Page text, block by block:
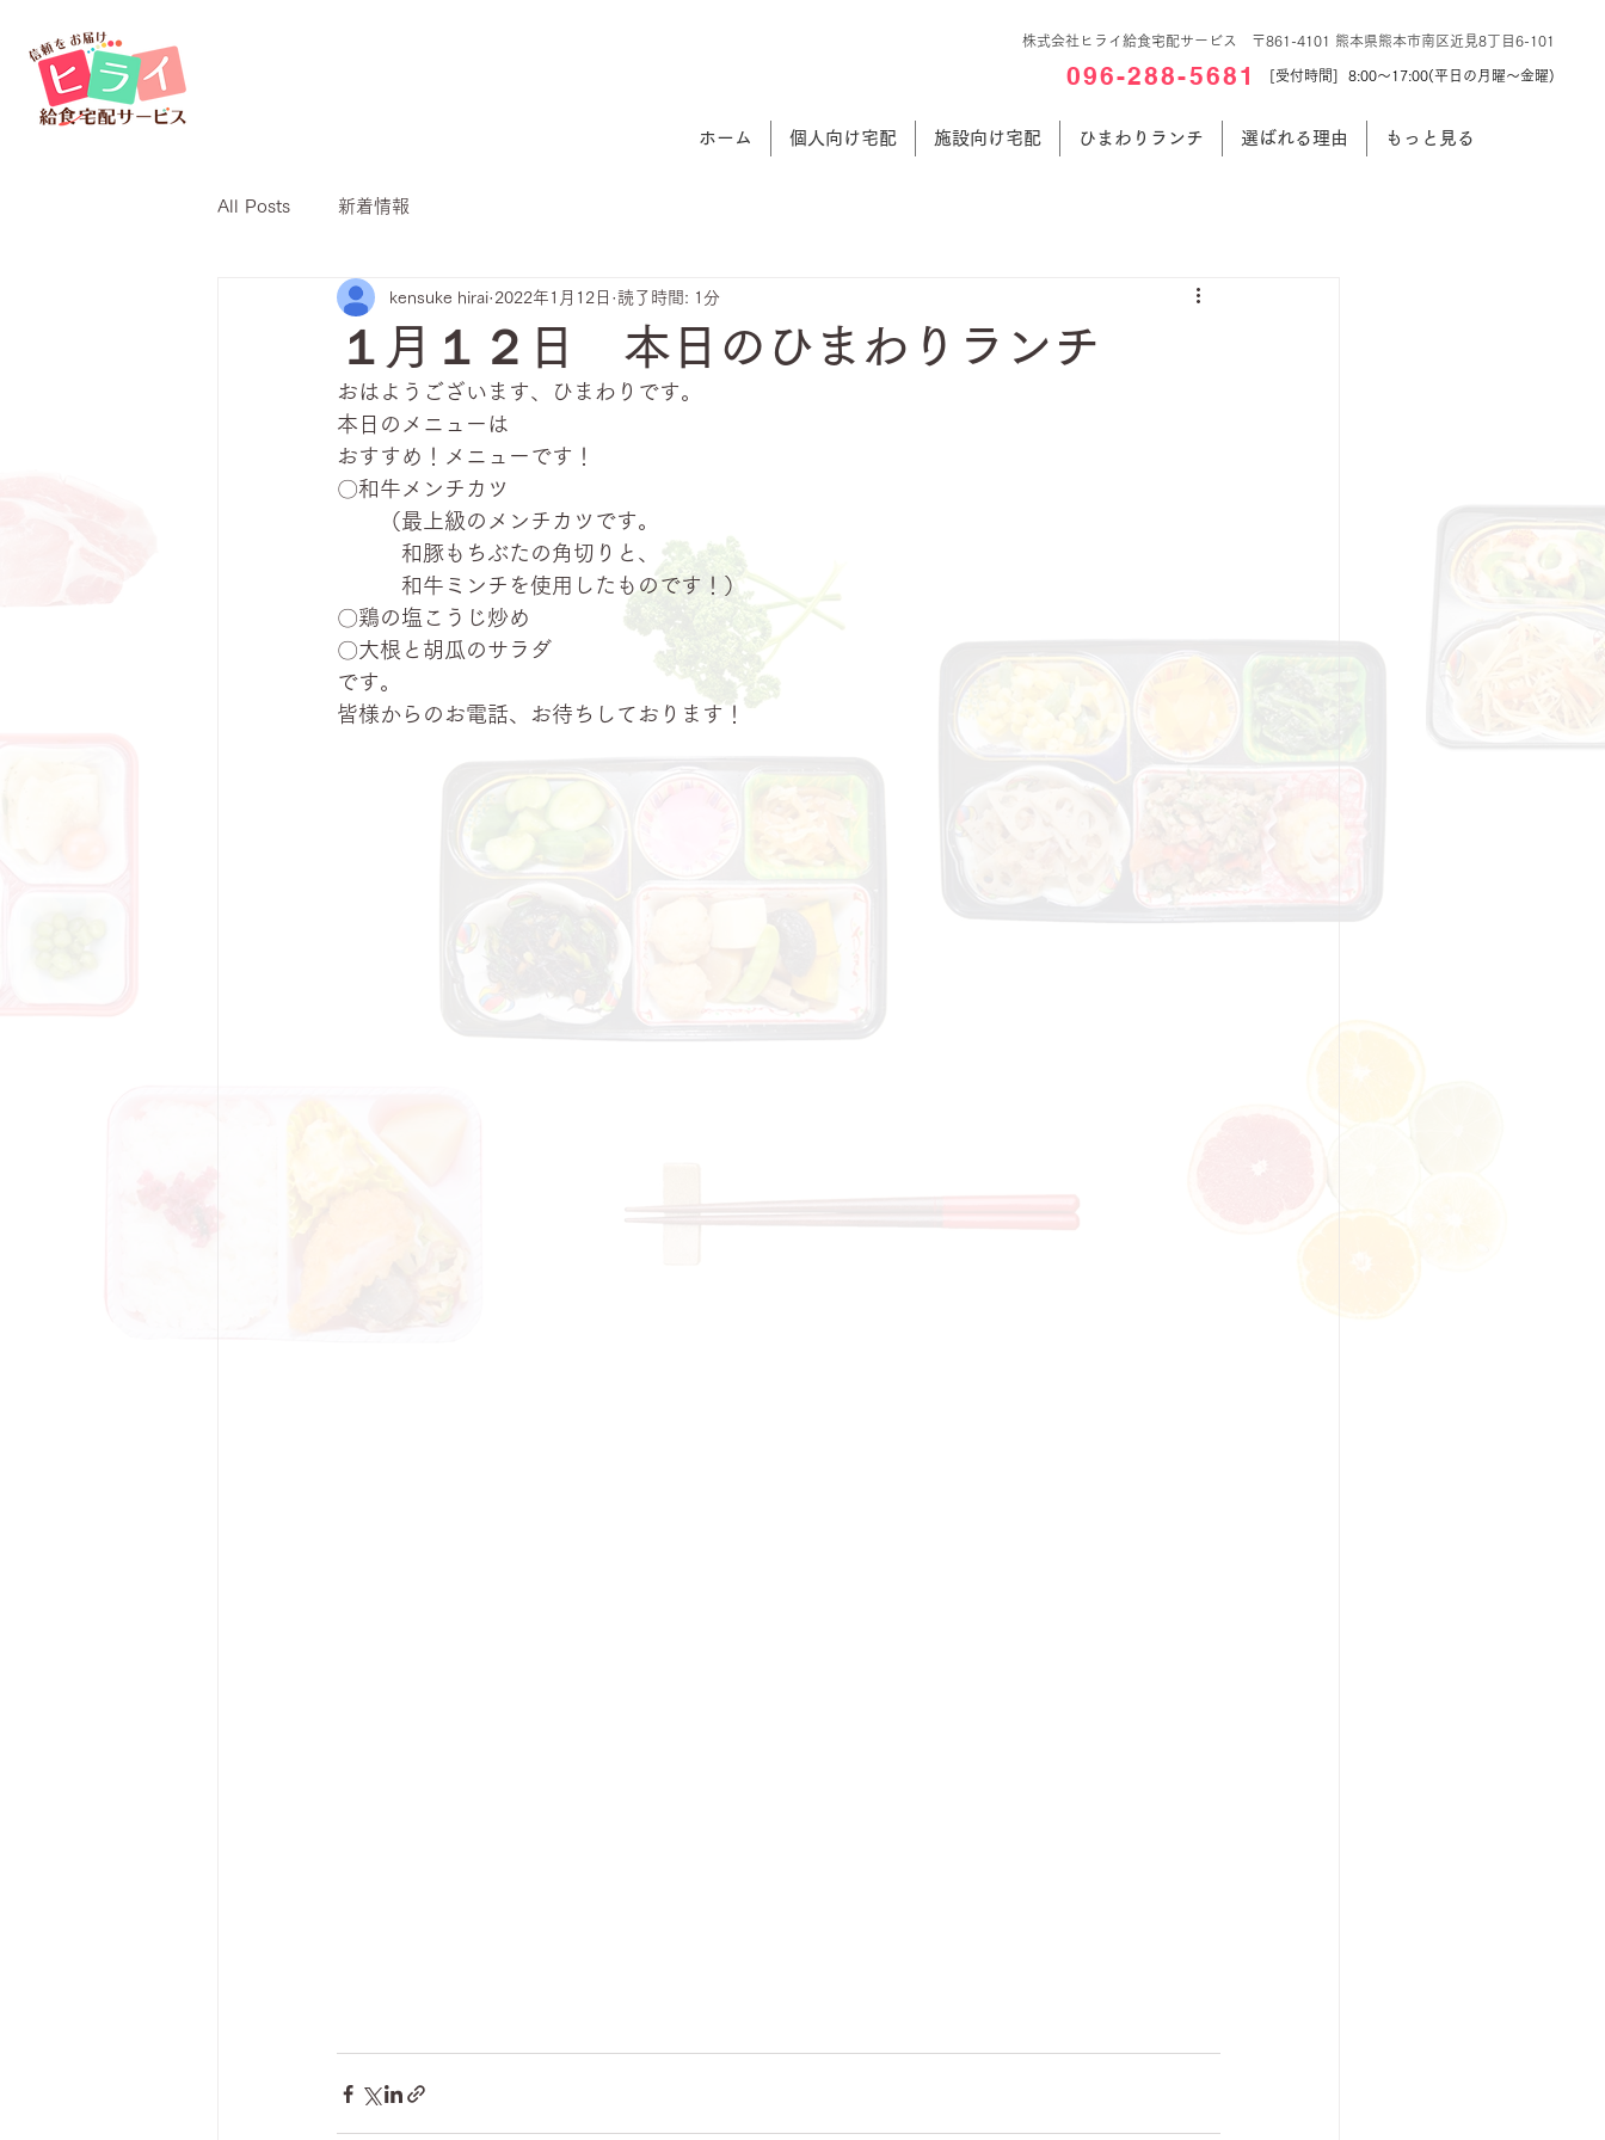
株式会社ヒライ給食宅配サービス 〒861-4101 熊本県熊本市南区近見8丁目6-101
096-288-5681 [受付時間] 8:00～17:00(平日の月曜～金曜)
ホーム 個人向け宅配 施設向け宅配 ひまわりランチ 選ばれる理由 もっと見る
All Posts 新着情報
１月１２日 本日のひまわりランチ
kensuke hirai 2022年1月12日 読了時間: 1分
おはようございます、ひまわりです。
本日のメニューは
おすすめ！メニューです！
〇和牛メンチカツ
（最上級のメンチカツです。
和豚もちぶたの角切りと、
和牛ミンチを使用したものです！）
〇鶏の塩こうじ炒め
〇大根と胡瓜のサラダ
です。
皆様からのお電話、お待ちしております！